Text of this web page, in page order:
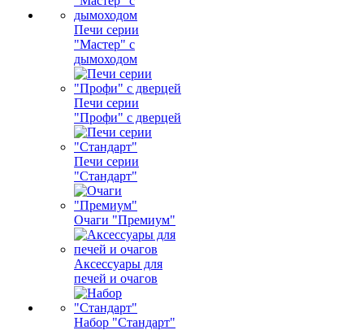
Печи серии
"Мастер" с
дымоходом
Печи серии
"Профи" с дверцей
Печи серии
"Стандарт"
Очаги "Премиум"
Аксессуары для
печей и очагов
Набор "Стандарт"